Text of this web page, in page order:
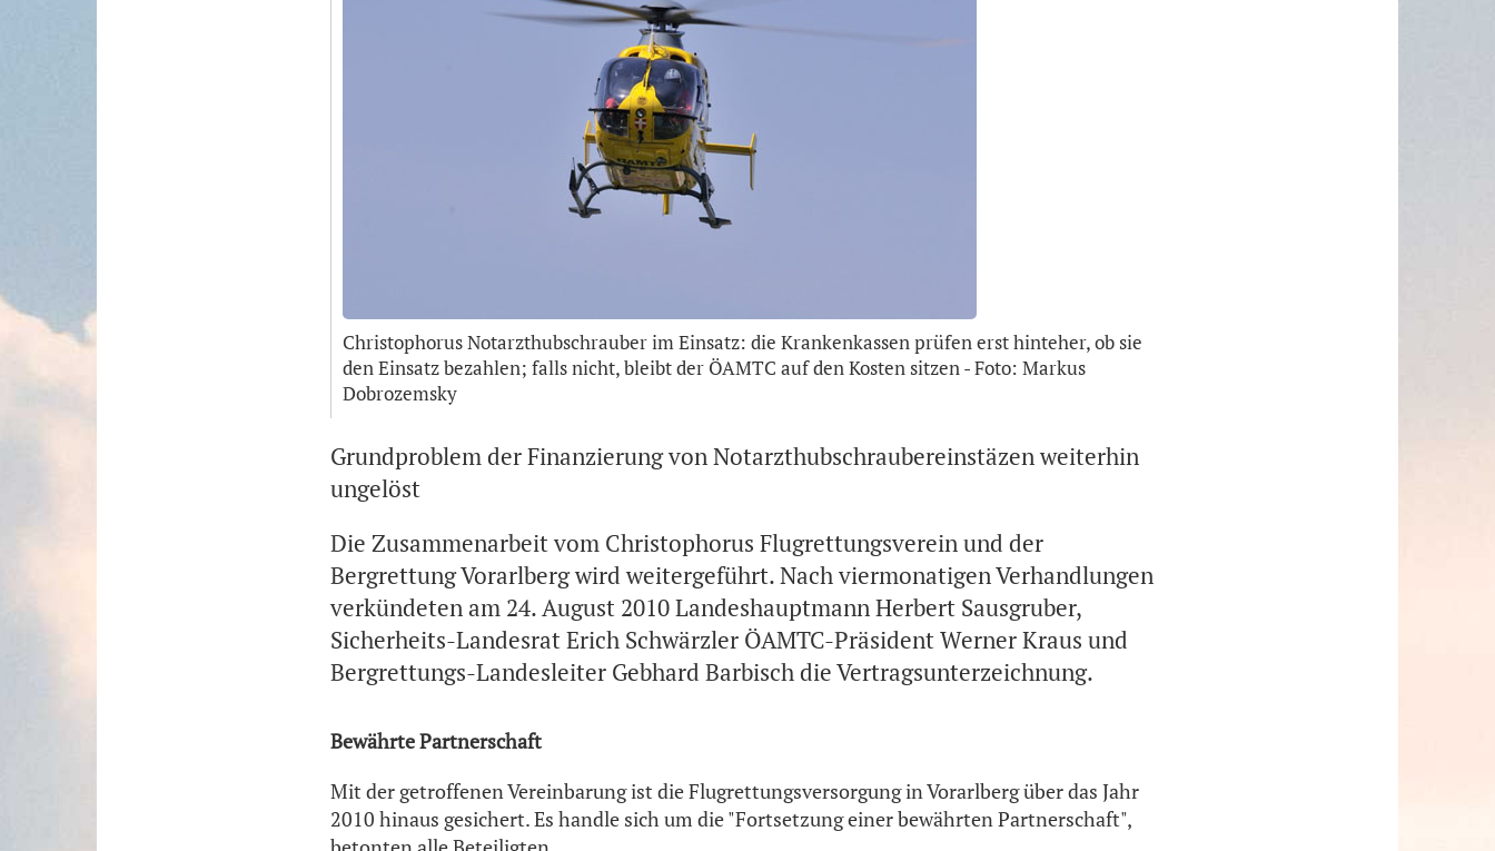
Christophorus Notarzthubschrauber im Einsatz: die Krankenkassen prüfen erst hinteher, ob sie
den Einsatz bezahlen; falls nicht, bleibt der ÖAMTC auf den Kosten sitzen - Foto: Markus
Dobrozemsky
Grundproblem der Finanzierung von Notarzthubschraubereinstäzen weiterhin
ungelöst
Die Zusammenarbeit vom Christophorus Flugrettungsverein und der
Bergrettung Vorarlberg wird weitergeführt. Nach viermonatigen Verhandlungen
verkündeten am 24. August 2010 Landeshauptmann Herbert Sausgruber,
Sicherheits-Landesrat Erich Schwärzler ÖAMTC-Präsident Werner Kraus und
Bergrettungs-Landesleiter Gebhard Barbisch die Vertragsunterzeichnung.
Bewährte Partnerschaft
Mit der getroffenen Vereinbarung ist die Flugrettungsversorgung in Vorarlberg über das Jahr
2010 hinaus gesichert. Es handle sich um die "Fortsetzung einer bewährten Partnerschaft",